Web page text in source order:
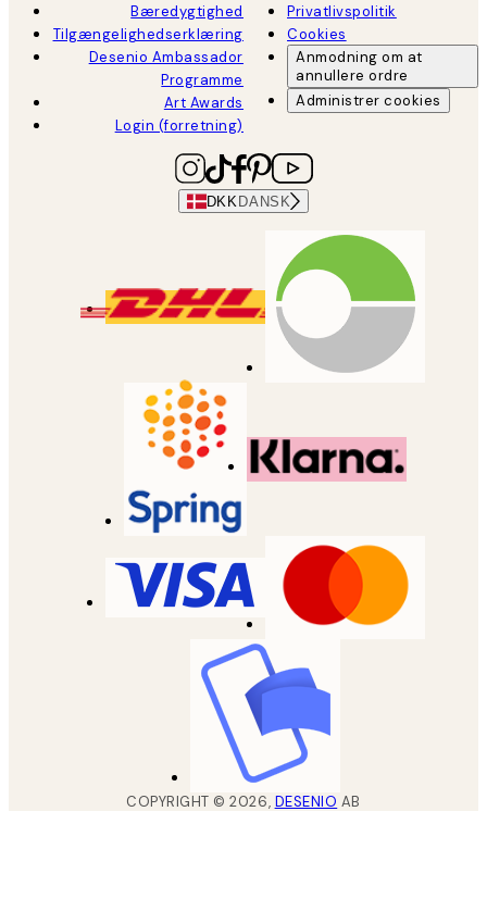
Bæredygtighed
Tilgængelighedserklæring
Desenio Ambassador
Programme
Art Awards
Login (forretning)
Privatlivspolitik
Cookies
Anmodning om at
annullere ordre
Administrer cookies
DKK DANSK
COPYRIGHT ©2026, DESENIO AB